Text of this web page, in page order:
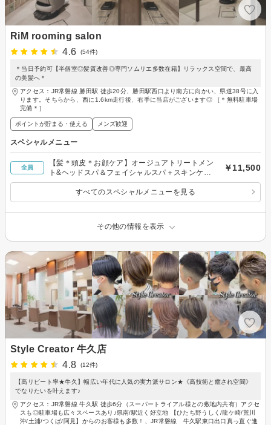
RiM rooming salon
4.6
(54件)
＊当日予約可【半個室◎髪質改善◎専門ソムリエ多数在籍】リラックス空間で、最高
の美髪へ＊
アクセス：JR常磐線 勝田駅 徒歩20分、勝田駅西口より南方に向かい、県道38号に入
ります。そちらから、西に1.6km走行後、右手に当店がございます◎ ［＊無料駐車場
完備＊］
ポイントが貯まる・使える メンズ歓迎
スペシャルメニュー
全員
【髪＊頭皮＊お顔ケア】オージュアトリートメン
ト&ヘッドスパ＆フェイシャルスパ＋スキンケア
お持ち帰り付
￥11,500
すべてのスペシャルメニューを見る
その他の情報を表示
Style Creator 牛久店
4.8
(12件)
【高リピート率★牛久】幅広い年代に人気の実力派サロン★《高技術と癒され空間》
でなりたいを叶えます♪
アクセス：JR常磐線 牛久駅 徒歩6分（スーパートライアル様との敷地内共有）アクセ
スも◎駐車場も広々スペースあり♪県南/駅近く好立地 【ひたち野うしく/龍ケ崎/荒川
沖/土浦/つくば/阿見】からのお客様も多数！、JR常磐線 牛久駅東口出口真っ直ぐ進